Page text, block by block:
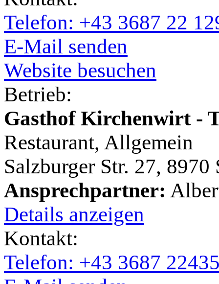
Telefon: +43 3687 22
E-Mail senden
Website besuchen
Betrieb:
Gasthof Kirchenwirt -
Restaurant, Allgemein
Salzburger Str. 27, 8970
Ansprechpartner:
Details anzeigen
Kontakt:
Telefon: +43 3687